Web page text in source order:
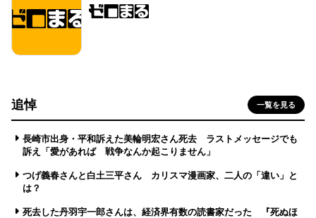
追悼 一覧を見る
長崎市出身・平和訴えた美輪明宏さん死去 ラストメッセージでも
訴え「愛があれば 戦争なんか起こりません」
つげ義春さんと白土三平さん カリスマ漫画家、二人の「違い」と
は？
死去した丹羽宇一郎さんは、経済界有数の読書家だった 『死ぬほ